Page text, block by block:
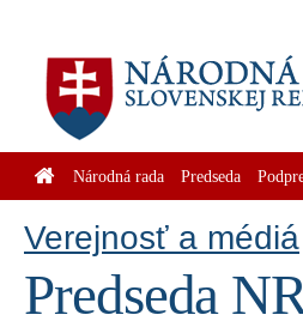
Národná rada Predseda
Verejnosť a médiá
Predseda